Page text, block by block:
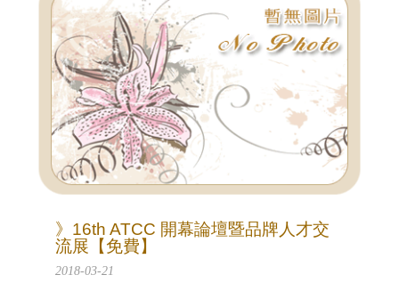
》16th ATCC 開幕論壇暨品牌人才交
流展【免費】
2018-03-21